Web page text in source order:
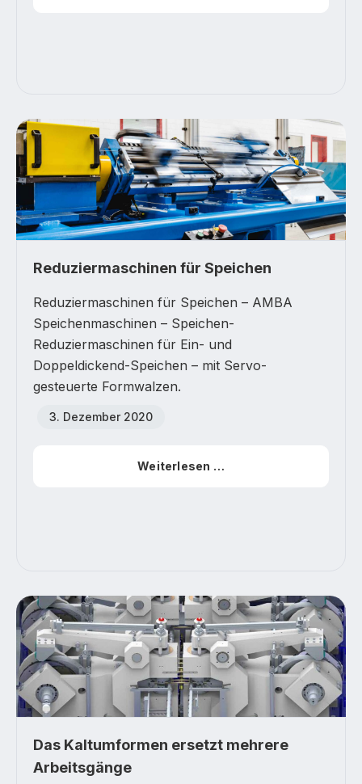
Reduziermaschinen für Speichen
Reduziermaschinen für Speichen – AMBA
Speichenmaschinen – Speichen-
Reduziermaschinen für Ein- und
Doppeldickend-Speichen – mit Servo-
gesteuerte Formwalzen.
3. Dezember 2020
Weiterlesen …
Das Kaltumformen ersetzt mehrere
Arbeitsgänge